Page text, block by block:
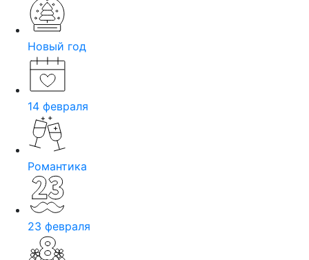
Новый год
14 февраля
Романтика
23 февраля